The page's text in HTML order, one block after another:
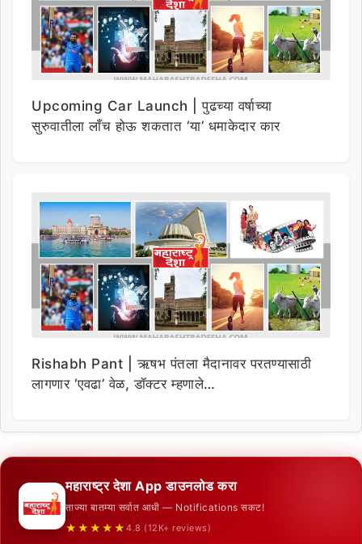
Upcoming Car Launch | पुढच्या वर्षाच्या
सुरुवातीला लाँच होऊ शकतात ‘या’ धमाकेदार कार
Rishabh Pant | ऋषभ पंतला मैदानावर परतण्यासाठी
लागणार ‘एवढा’ वेळ, डॉक्टर म्हणाले…
महाराष्ट्र देशा App डाउनलोड करा
ताज्या बातम्या सर्वात आधी — Notifications सकट!
★★★★★ 4.8 (12K+ reviews)